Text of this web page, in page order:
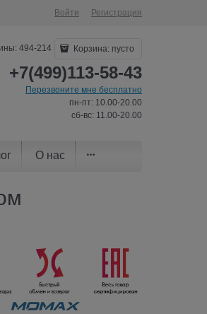
Войти Регистрация
494-214 Корзина: пусто
+7(499)113-58-43
Перезвоните мне бесплатно
пн-пт: 10.00-20.00
сб-вс: 11.00-20.00
О нас